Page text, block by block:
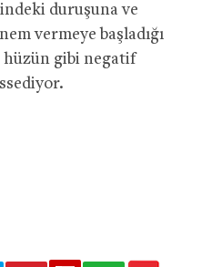
duruşuna ve
vermeye başladığı
gibi negatif